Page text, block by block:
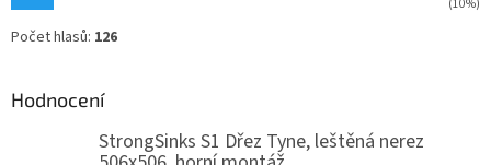
(10%)
Počet hlasů: 126
Hodnocení
StrongSinks S1 Dřez Tyne, leštěná nerez